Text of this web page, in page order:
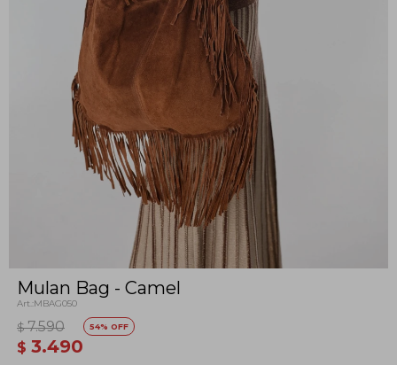
Mulan Bag - Camel
MBAG050
$ 3.490
$ 7.590 54